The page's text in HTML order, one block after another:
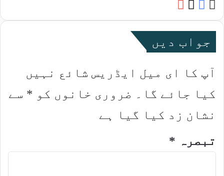
Website
Facebook
X
جواب دیں
آپ کا ای میل ایڈریس شائع نہیں
کیا جائے گا۔
ضروری خانوں کو * سے
نشان زد کیا گیا ہے
تبصرہ *